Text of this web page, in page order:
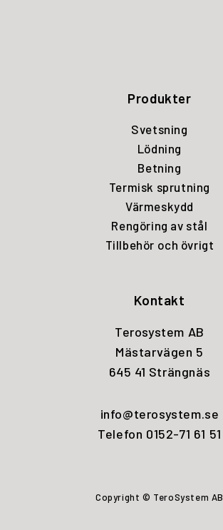
Produkter
Svetsning
Lödning
Betning
Termisk sprutning
Värmeskydd
Rengöring av stål
Tillbehör och övrigt
Kontakt
Terosystem AB
Mästarvägen 5
645 41 Strängnäs
info@terosystem.se
Telefon 0152-71 61 51
Copyright © TeroSystem AB